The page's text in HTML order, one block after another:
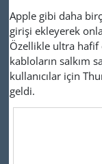
Apple gibi daha
girişi ekleyerek
Özellikle ultra hafif
kabloların salkım
kullanıcılar için
geldi.